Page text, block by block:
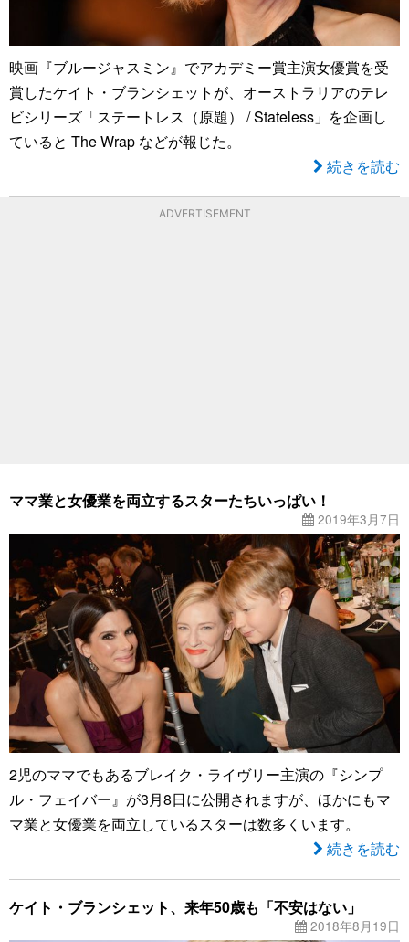
映画『ブルージャスミン』でアカデミー賞主演女優賞を受
賞したケイト・ブランシェットが、オーストラリアのテレ
ビシリーズ「ステートレス（原題） / Stateless」を企画し
ていると The Wrap などが報じた。
続きを読む
ADVERTISEMENT
ママ業と女優業を両立するスターたちいっぱい！
2019年3月7日
2児のママでもあるブレイク・ライヴリー主演の『シンプ
ル・フェイバー』が3月8日に公開されますが、ほかにもマ
マ業と女優業を両立しているスターは数多くいます。
続きを読む
ケイト・ブランシェット、来年50歳も「不安はない」
2018年8月19日